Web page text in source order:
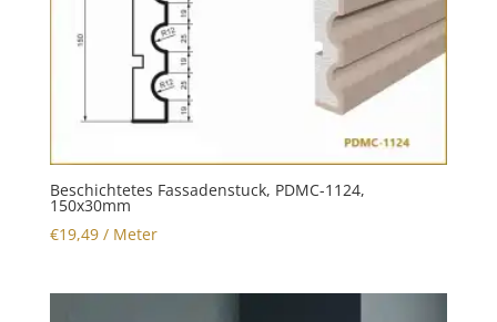
Beschichtetes Fassadenstuck, PDMC-1124,
150x30mm
€19,49/ Meter